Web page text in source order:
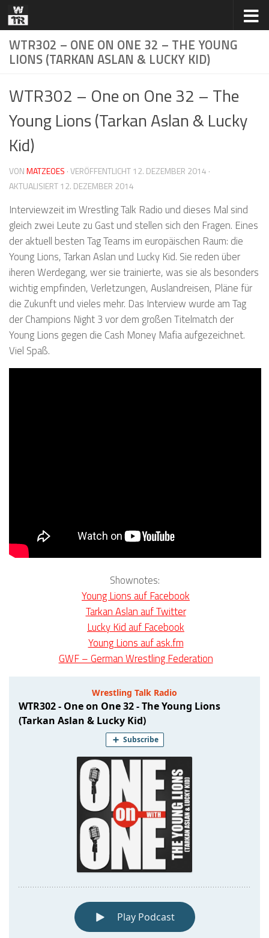
Zum Inhalt springen
WTR302 – ONE ON ONE 32 – THE YOUNG
LIONS (TARKAN ASLAN & LUCKY KID)
WTR302 – One on One 32 – The
Young Lions (Tarkan Aslan & Lucky
Kid)
VONMATZEOES · VERÖFFENTLICHT12. DEZEMBER 2014 ·
AKTUALISIERT12. DEZEMBER 2014
Interviewzeit im Wrestling Talk Radio und dieses Mal sind
gleich zwei Leute zu Gast und stellen sich den Fragen. Eines
der aktuell besten Tag Teams im europäischen Raum: die
Young Lions, Tarkan Aslan und Lucky Kid. Sie reden über
iheren Werdegang, wer sie trainierte, was sie als besonders
wichtig empfinden, Verletzungen, Auslandreisen, Pläne für
die Zukunft und vieles mehr. Das Interview wurde am Tag
der Champions Night 3 vor dem großen Titelmatch der
Young Lions gegen die Cash Money Mafia aufgezeichnet.
Viel Spaß.
Shownotes:
Young Lions auf Facebook
Tarkan Aslan auf Twitter
Lucky Kid auf Facebook
Young Lions auf ask.fm
GWF – German Wrestling Federation